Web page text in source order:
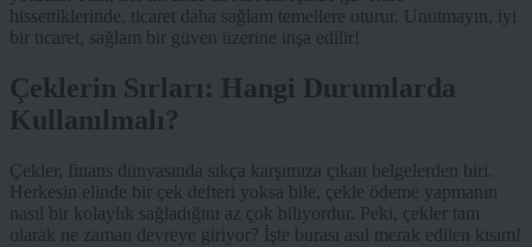
hissettiklerinde, ticaret daha sağlam temellere oturur. Unutmayın, iyi
bir ticaret, sağlam bir güven üzerine inşa edilir!
Çeklerin Sırları: Hangi Durumlarda
Kullanılmalı?
Çekler, finans dünyasında sıkça karşımıza çıkan belgelerden biri.
Herkesin elinde bir çek defteri yoksa bile, çekle ödeme yapmanın
nasıl bir kolaylık sağladığını az çok biliyordur. Peki, çekler tam
olarak ne zaman devreye giriyor? İşte burası asıl merak edilen kısım!